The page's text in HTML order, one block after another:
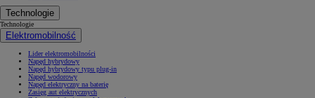
Technologie
Technologie
Elektromobilność
Lider elektromobilności
Napęd hybrydowy
Napęd hybrydowy typu plug-in
Napęd wodorowy
Napęd elektryczny na baterię
Zasięg aut elektrycznych